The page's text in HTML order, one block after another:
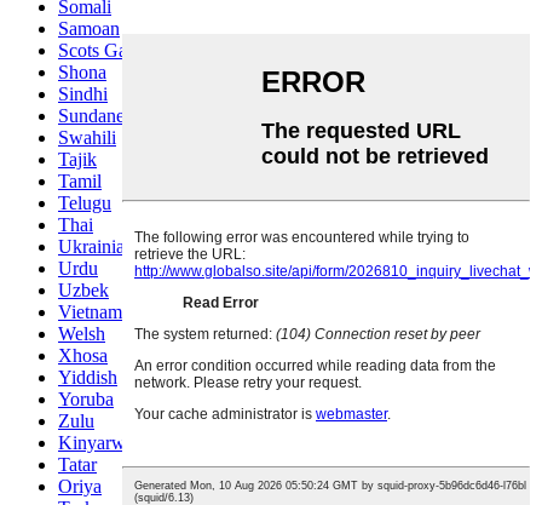
Somali
Samoan
Scots Gaelic
Shona
Sindhi
Sundanese
Swahili
Tajik
Tamil
Telugu
Thai
Ukrainian
Urdu
Uzbek
Vietnamese
Welsh
Xhosa
Yiddish
Yoruba
Zulu
Kinyarwanda
Tatar
Oriya